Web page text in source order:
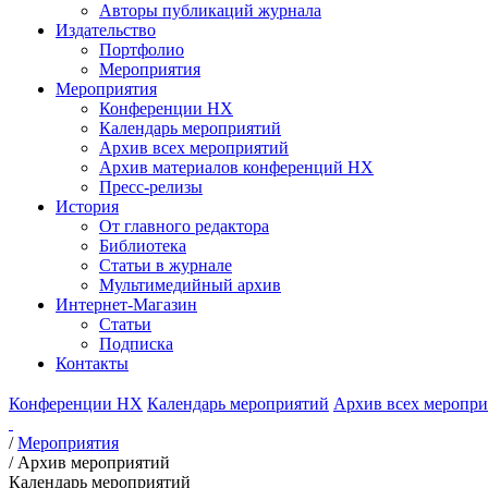
Авторы публикаций журнала
Издательство
Портфолио
Мероприятия
Мероприятия
Конференции НХ
Календарь мероприятий
Архив всех мероприятий
Архив материалов конференций НХ
Пресс-релизы
История
От главного редактора
Библиотека
Статьи в журнале
Мультимедийный архив
Интернет-Магазин
Статьи
Подписка
Контакты
Конференции НХ Календарь мероприятий Архив всех
/Мероприятия
/ Архив мероприятий
Календарь мероприятий